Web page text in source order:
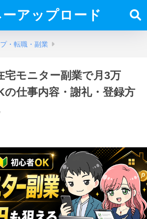
アップロード
・転職・副業
宅モニター副業で月3万
の仕事内容・謝礼・登録方